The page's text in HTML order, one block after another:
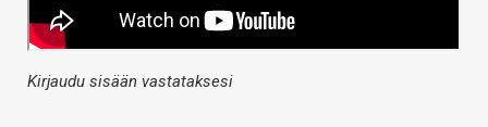
Kirjaudu sisään vastataksesi